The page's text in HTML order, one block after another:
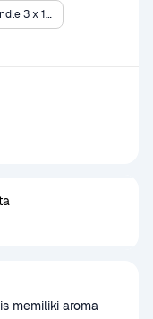
Bundle 3 x 1 kg
memiliki aroma